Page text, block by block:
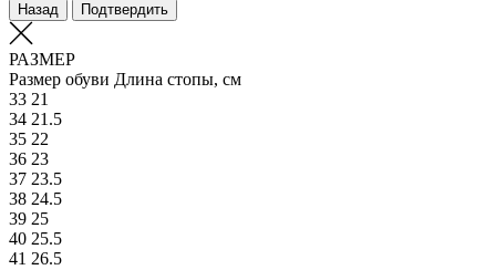
Назад Подтвердить
РАЗМЕР
Размер обуви Длина стопы, см
33 21
34 21.5
35 22
36 23
37 23.5
38 24.5
39 25
40 25.5
41 26.5